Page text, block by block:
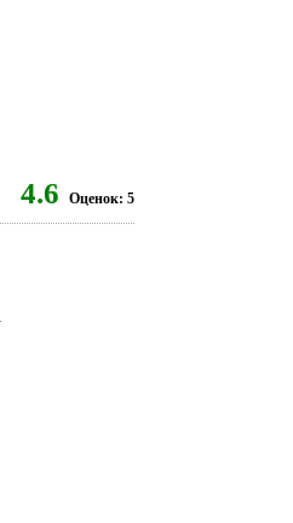
4.6 Оценок: 5